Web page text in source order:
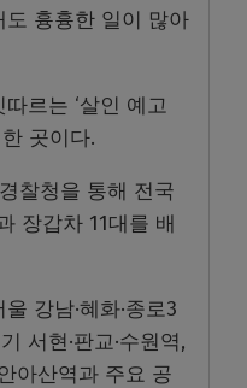
흉흉한 일이 많아
르는 ‘살인 예고
곳이다.
찰청을 통해 전국
장갑차 11대를 배
강남·혜화·종로3
서현·판교·수원역,
아산역과 주요 공